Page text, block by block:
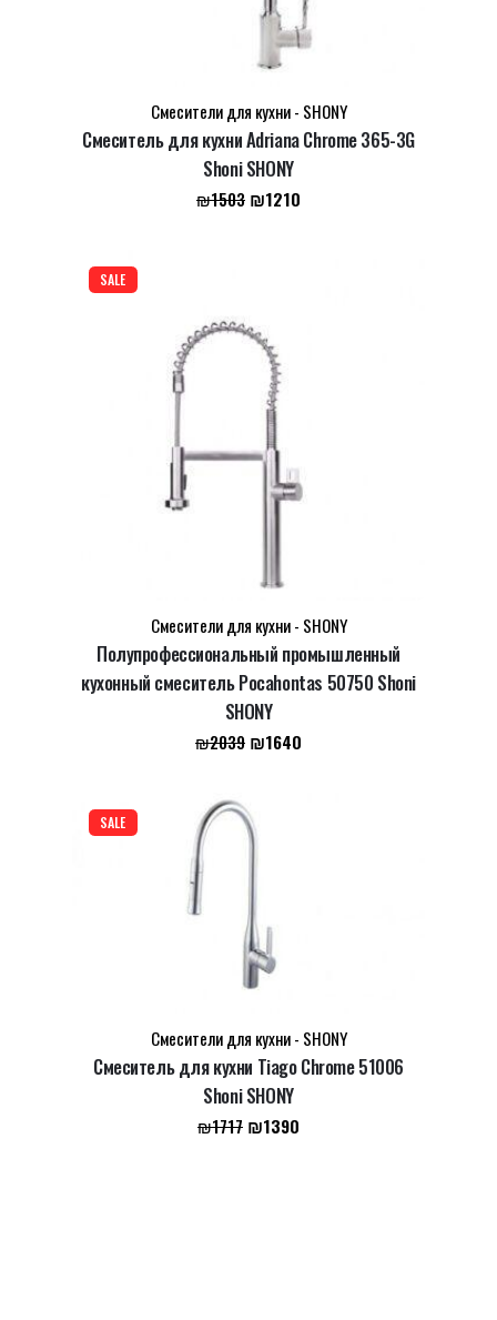
Сохранить моё имя, email и адрес сайта в этом
браузере для последующих моих комментариев.
Смесители для кухни - SHONY
Смеситель для кухни Adriana Chrome 365-3G
Shoni SHONY
₪1503 Первоначальная
₪1210
SALE
Смесители для кухни - SHONY
Полупрофессиональный промышленный
кухонный смеситель Pocahontas 50750 Shoni
SHONY
₪2039 Первоначальная
₪2039.
₪1640
SALE
Смесители для кухни - SHONY
Смеситель для кухни Tiago Chrome 51006
Shoni SHONY
₪1717 Первоначальная
₪1390